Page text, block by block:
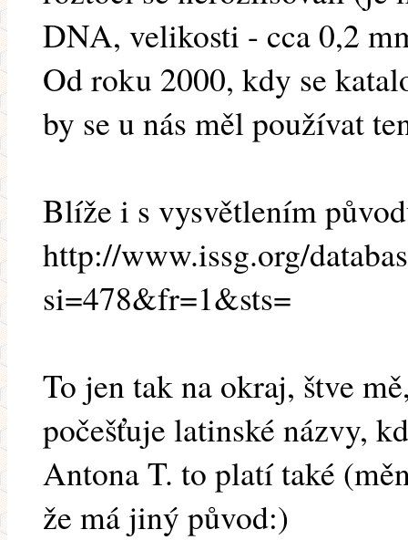
DNA, velikosti - cca 0,2
Od roku 2000, kdy se
by se u nás měl používat
Blíže i s vysvětlením
http://www.issg.org/
si=478&fr=1&sts=
To jen tak na okraj, štve
počešťuje latinské názvy,
Antona T. to platí také
že má jiný původ:)